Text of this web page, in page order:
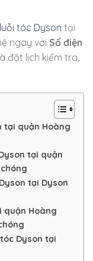
tóc Dyson tại
ngay với Số điện
đặt lịch kiểm tra,
tại quận Hoàng
tại quận
tại Dyson
quận Hoàng
Dyson tại